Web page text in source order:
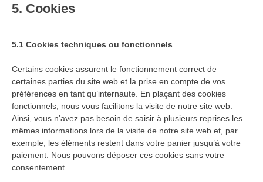
5. Cookies
5.1 Cookies techniques ou fonctionnels
Certains cookies assurent le fonctionnement correct de
certaines parties du site web et la prise en compte de vos
préférences en tant qu’internaute. En plaçant des cookies
fonctionnels, nous vous facilitons la visite de notre site web.
Ainsi, vous n’avez pas besoin de saisir à plusieurs reprises les
mêmes informations lors de la visite de notre site web et, par
exemple, les éléments restent dans votre panier jusqu’à votre
paiement. Nous pouvons déposer ces cookies sans votre
consentement.